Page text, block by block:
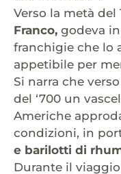
Verso la metà del
Franco, godeva
franchigie che lo
appetibile per
Si narra che
del ‘700 un
Americhe
condizioni, in
e barilotti di
Durante il